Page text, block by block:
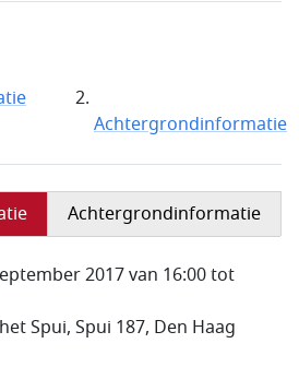
Achtergrondinformatie
Achtergrondinformatie
2017 van 16:00 tot
Spui, Spui 187, Den Haag